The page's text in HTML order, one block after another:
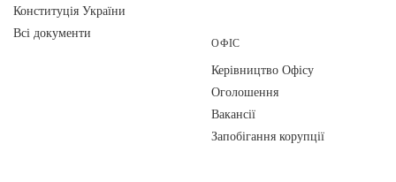
Конституція України
Всі документи
ОФІС
Керівництво Офісу
Оголошення
Вакансії
Запобігання корупції